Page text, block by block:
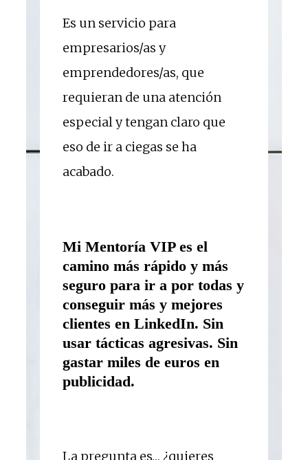
Es un servicio para
empresarios/as y
emprendedores/as, que
requieran de una atención
especial y tengan claro que
eso de ir a ciegas se ha
acabado.
Mi Mentoría VIP es el
camino más rápido y más
seguro para ir a por todas y
conseguir más y mejores
clientes en LinkedIn. Sin
usar tácticas agresivas. Sin
gastar miles de euros en
publicidad.
La pregunta es… ¿quieres